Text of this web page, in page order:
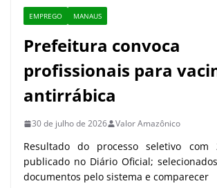
EMPREGO MANAUS
Prefeitura convoca
profissionais para
antirrábica
30 de julho de 2026 Valor Amazônico
Resultado do processo seletivo com
publicado no Diário Oficial;
documentos pelo sistema e comparecer